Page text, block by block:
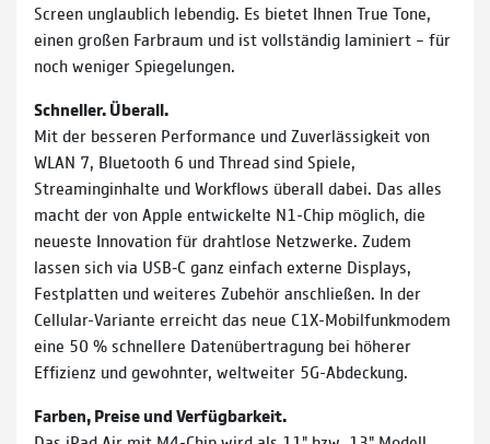
Screen unglaublich lebendig. Es bietet Ihnen True Tone,
einen großen Farbraum und ist vollständig laminiert – für
noch weniger Spiegelungen.
Schneller. Überall.
Mit der besseren Performance und Zuverlässigkeit von
WLAN 7, Bluetooth 6 und Thread sind Spiele,
Streaminginhalte und Workflows überall dabei. Das alles
macht der von Apple entwickelte N1-Chip möglich, die
neueste Innovation für drahtlose Netzwerke. Zudem
lassen sich via USB‑C ganz einfach externe Displays,
Festplatten und weiteres Zubehör anschließen. In der
Cellular-Variante erreicht das neue C1X-Mobilfunkmodem
eine 50 % schnellere Datenübertragung bei höherer
Effizienz und gewohnter, weltweiter 5G-Abdeckung.
Farben, Preise und Verfügbarkeit.